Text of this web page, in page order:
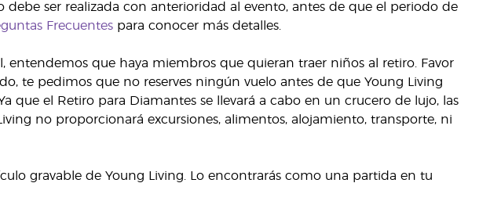
ser realizada con anterioridad al evento, antes de que el periodo de
Frecuentespara conocer más detalles.
entendemos que haya miembros que quieran traer niños al retiro. Favor
te pedimos que no reserves ningún vuelo antes de que Young Living
que el Retiro para Diamantes se llevará a cabo en un crucero de lujo, las
no proporcionará excursiones, alimentos, alojamiento, transporte, ni
gravable de Young Living. Lo encontrarás como una partida en tu